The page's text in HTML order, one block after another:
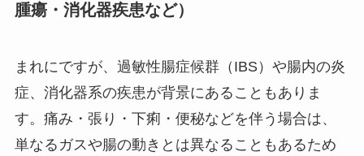
腫瘍・消化器疾患など）
まれにですが、過敏性腸症候群（IBS）や腸内の炎
症、消化器系の疾患が背景にあることもありま
す。痛み・張り・下痢・便秘などを伴う場合は、
単なるガスや腸の動きとは異なることもあるため